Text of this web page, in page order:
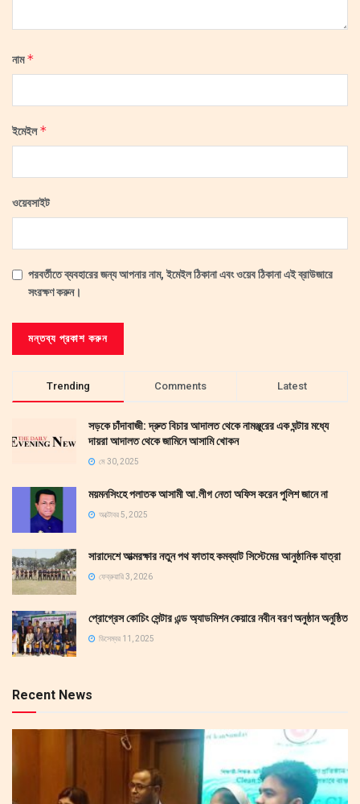
নাম*
ইমেইল*
ওয়েবসাইট
পরবর্তীতে ব্যবহারের জন্য আপনার নাম, ইমেইল ঠিকানা এবং ওয়েব ঠিকানা এই ব্রাউজারে
সংরক্ষণ করুন।
Trending Comments Latest
সড়কে চাঁদাবাজী: দ্রুত বিচার আদালত থেকে নামঞ্জুরের এক ঘন্টার মধ্যে
দায়রা আদালত থেকে জামিনে আসামি খোকন
মে 30, 2025
ময়মনসিংহে পলাতক আসামী আ.লীগ নেতা অফিস করেন পুলিশ জানে না
অক্টোবর 5, 2025
সারাদেশে আত্মরক্ষার নতুন পথ ফাতাহ কমব্যাট সিস্টেমের আনুষ্ঠানিক যাত্রা
ফেব্রুয়ারি 3, 2026
প্রোগ্রেস কোচিং সেন্টার এন্ড অ্যাডমিশন কেয়ারে নবীন বরণ অনুষ্ঠান অনুষ্ঠিত
ডিসেম্বর 11, 2025
Recent News